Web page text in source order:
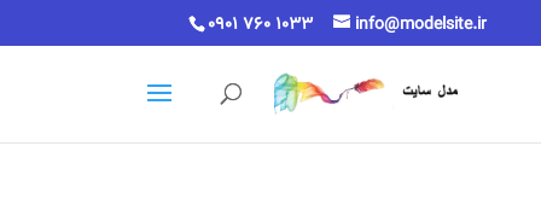
0901 760 1033 info@modelsite.ir